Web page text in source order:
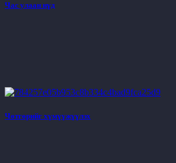
Час улаан нүд
Чөтгөрийг хүмүүжүүлэх